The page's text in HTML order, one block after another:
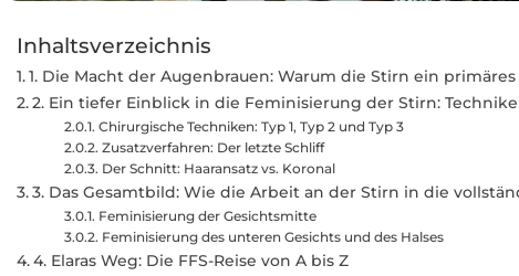
Inhaltsverzeichnis
1. Die Macht der Augenbrauen: Warum die Stirn ein
2. Ein tiefer Einblick in die Feminisierung der Stirn:
Chirurgische Techniken: Typ 1, Typ 2 und Typ 3
Zusatzverfahren: Der letzte Schliff
Der Schnitt: Haaransatz vs. Koronal
3. Das Gesamtbild: Wie die Arbeit an der Stirn in die
Feminisierung der Gesichtsmitte
Feminisierung des unteren Gesichts und des Halses
4. Elaras Weg: Die FFS-Reise von A bis Z